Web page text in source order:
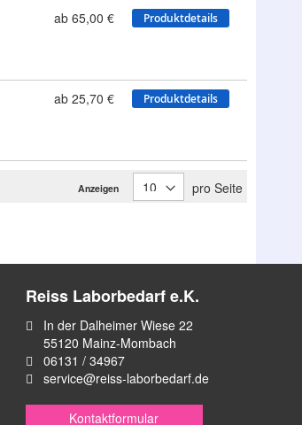
ab 65,00 € Produktdetails
ab 25,70 € Produktdetails
Anzeigen pro Seite
Reiss Laborbedarf e.K.
In der Dalheimer Wiese 22
55120 Mainz-Mombach
06131 / 34967
service@reiss-laborbedarf.de
Kontaktformular